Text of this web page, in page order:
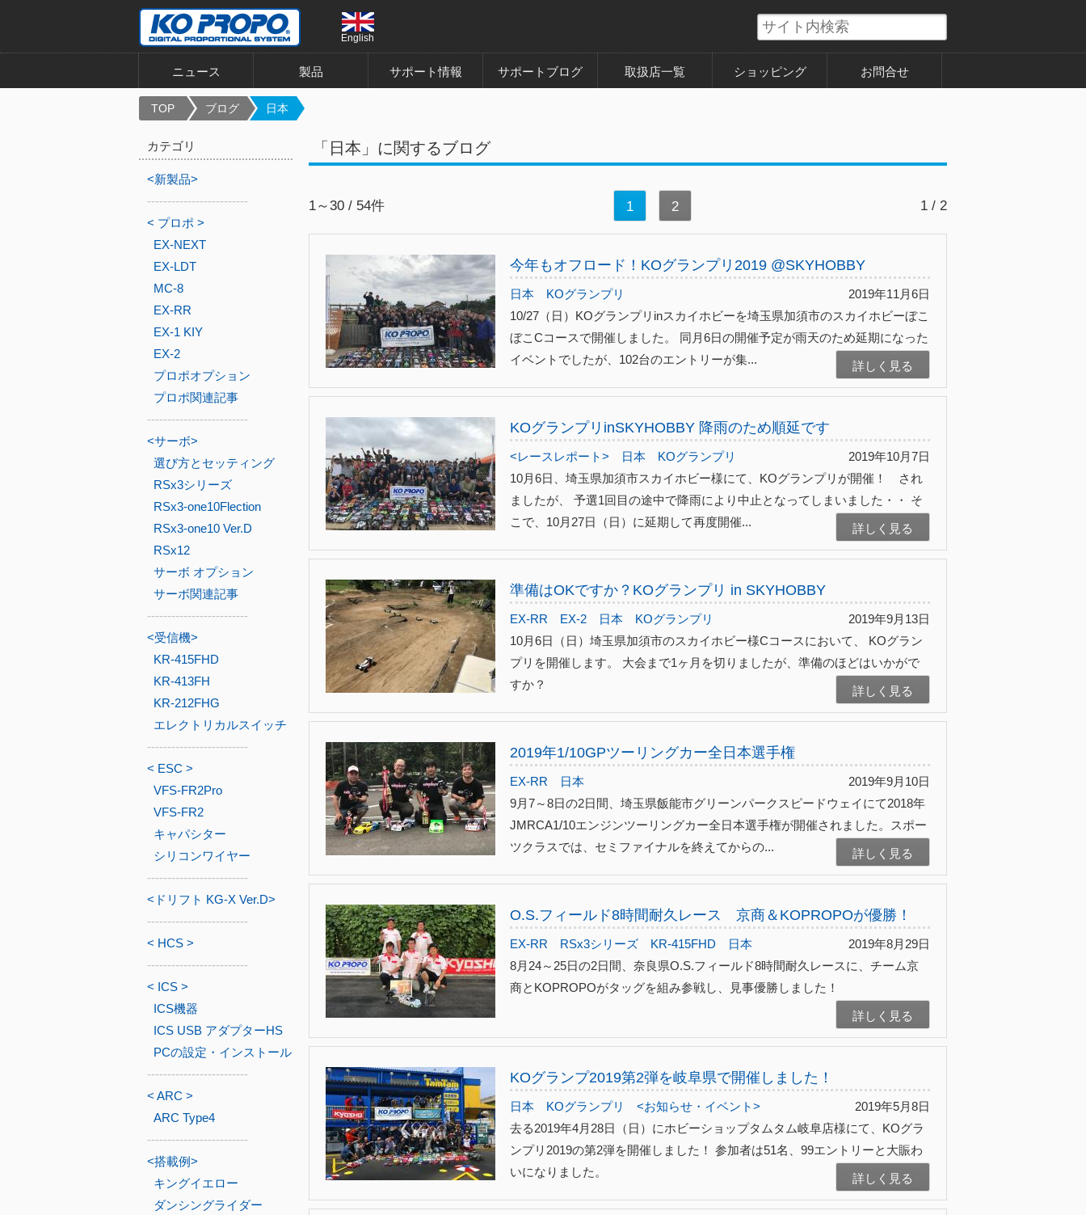
English
ニュース 製品 サポート情報 サポートブログ 取扱店一覧 ショッピング お問合せ
TOP ブログ 日本
「日本」に関するブログ
1～30 / 54件 1 2 1 / 2
今年もオフロード！KOグランプリ2019 @SKYHOBBY
2019年11月6日
日本
KOグランプリ
10/27（日）KOグランプリinスカイホビーを埼玉県加須市のスカイホビーぼこ
ぼこCコースで開催しました。 同月6日の開催予定が雨天のため延期になった
イベントでしたが、102台のエントリーが集...
詳しく見る
KOグランプリinSKYHOBBY 降雨のため順延です
2019年10月7日
<レースレポート> 日本
KOグランプリ
10月6日、埼玉県加須市スカイホビー様にて、KOグランプリが開催！ され
ましたが、 予選1回目の途中で降雨により中止となってしまいました・・ そ
こで、10月27日（日）に延期して再度開催...
詳しく見る
準備はOKですか？KOグランプリ in SKYHOBBY
2019年9月13日
EX-RR EX-2 日本
KOグランプリ
10月6日（日）埼玉県加須市のスカイホビー様Cコースにおいて、 KOグラン
プリを開催します。 大会まで1ヶ月を切りましたが、準備のほどはいかがで
すか？
詳しく見る
2019年1/10GPツーリングカー全日本選手権
2019年9月10日
EX-RR
日本
9月7～8日の2日間、埼玉県飯能市グリーンパークスピードウェイにて2018年
JMRCA1/10エンジンツーリングカー全日本選手権が開催されました。スポー
ツクラスでは、セミファイナルを終えてからの...
詳しく見る
O.S.フィールド8時間耐久レース 京商＆KOPROPOが優勝！
2019年8月29日
EX-RR RSx3シリーズ KR-415FHD
日本
8月24～25日の2日間、奈良県O.S.フィールド8時間耐久レースに、チーム京
商とKOPROPOがタッグを組み参戦し、見事優勝しました！
詳しく見る
KOグランプ2019第2弾を岐阜県で開催しました！
2019年5月8日
日本 KOグランプリ
<お知らせ・イベント>
去る2019年4月28日（日）にホビーショップタムタム岐阜店様にて、KOグラ
ンプリ2019の第2弾を開催しました！ 参加者は51名、99エントリーと大賑わ
いになりました。
詳しく見る
カテゴリ
<新製品>
-------------------------
< プロポ >
EX-NEXT
EX-LDT
MC-8
EX-RR
EX-1 KIY
EX-2
プロポオプション
プロポ関連記事
-------------------------
<サーボ>
選び方とセッティング
RSx3シリーズ
RSx3-one10Flection
RSx3-one10 Ver.D
RSx12
サーボ オプション
サーボ関連記事
-------------------------
<受信機>
KR-415FHD
KR-413FH
KR-212FHG
エレクトリカルスイッチ
-------------------------
< ESC >
VFS-FR2Pro
VFS-FR2
キャパシター
シリコンワイヤー
-------------------------
<ドリフト KG-X Ver.D>
-------------------------
< HCS >
-------------------------
< ICS >
ICS機器
ICS USB アダプターHS
PCの設定・インストール
-------------------------
< ARC >
ARC Type4
-------------------------
<搭載例>
キングイエロー
ダンシングライダー